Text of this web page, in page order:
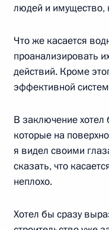
Выступление на
6 ноября 2002 года,
5 ноября 2002
Выступление на
федерального
5 ноября 2002 года,
4 ноября 2002
людей и имущество,
Что же касается
проанализировать
действий. Кроме
эффективной
В заключение
которые на
я видел своими
сказать, что
неплохо.
Хотел бы сразу